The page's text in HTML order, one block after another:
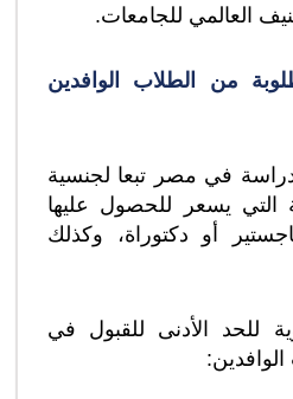
العالمي للجامعات.
من الطلاب الوافدين
في مصر تبعا لجنسية
التي يسعر للحصول عليها
أو دكتوراة، وكذلك
للحد الأدنى للقبول في